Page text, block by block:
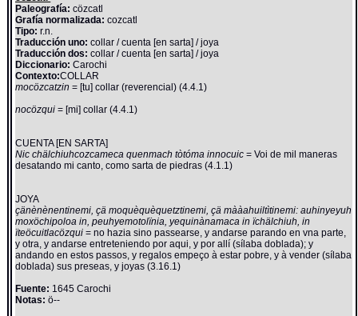
Paleografía: cözcatl
Grafía normalizada: cozcatl
Tipo: r.n.
Traducción uno: collar / cuenta [en sarta] / joya
Traducción dos: collar / cuenta [en sarta] / joya
Diccionario:Carochi
Contexto:COLLAR
mocözcatzin= [tu] collar (reverencial) (4.4.1)
nocözqui= [mi] collar (4.4.1)
CUENTA [EN SARTA]
Nic chälchiuhcozcameca quenmach tòtóma innocuic= Voi de mil maneras
desatando mi canto, como sarta de piedras (4.1.1)
JOYA
çänènènentinemi, çä moquèquèquetztinemi, çä mààahuiltìtinemi: auhinyeyuh
moxöchipoloa in, peuhyemotolïnia, yequinànamaca in ïchälchiuh, in
ïteöcuitlacözqui= no hazia sino passearse, y andarse parando en vna parte,
y otra, y andarse entreteniendo por aqui, y por allí (sílaba doblada); y
andando en estos passos, y regalos empeço à estar pobre, y à vender (sílaba
doblada) sus preseas, y joyas (3.16.1)
Fuente: 1645 Carochi
Notas: ö--